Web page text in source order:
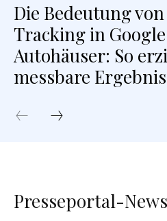
Die Bedeutung
Tracking in
Autohäuser: So
messbare
Presseportal-News